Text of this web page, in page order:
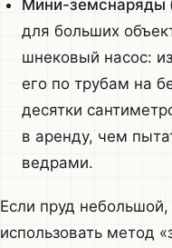
Мини-земснаряды
для больших
шнековый насос:
его по трубам на
десятки
в аренду, чем
ведрами.
Если пруд
использовать метод